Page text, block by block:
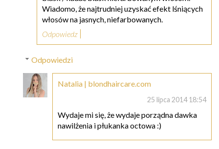
Wiadomo, że najtrudniej uzyskać efekt lśniących
włosów na jasnych, niefarbowanych.
Odpowiedz
Odpowiedzi
Natalia | blondhaircare.com
25 lipca 2014 18:54
Wydaje mi się, że wydaje porządna dawka
nawilżenia i płukanka octowa :)